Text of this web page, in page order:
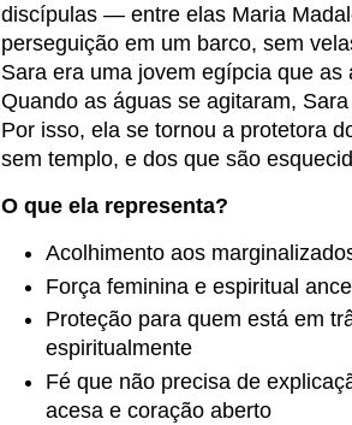
discípulas — entre elas Maria
perseguição em um barco, sem
Sara era uma jovem egípcia que as
Quando as águas se agitaram,
Por isso, ela se tornou a protetora
sem templo, e dos que são
O que ela representa?
Acolhimento aos
Força feminina e espiritual
Proteção para quem está em
espiritualmente
Fé que não precisa de
acesa e coração aberto